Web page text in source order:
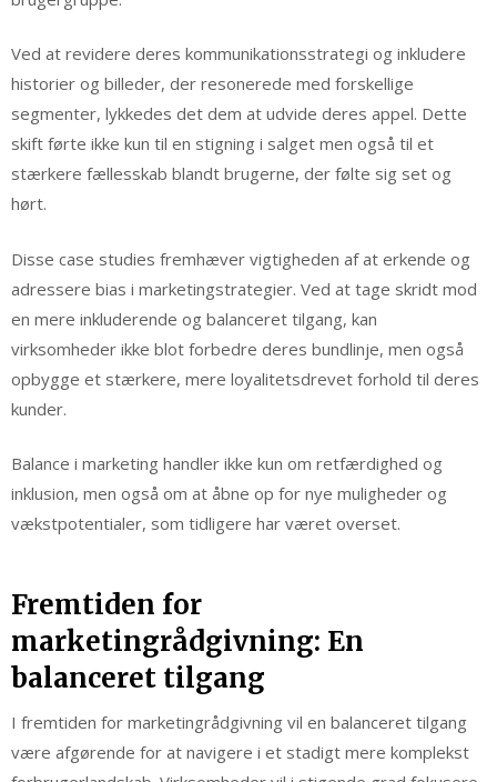
Ved at revidere deres kommunikationsstrategi og inkludere
historier og billeder, der resonerede med forskellige
segmenter, lykkedes det dem at udvide deres appel. Dette
skift førte ikke kun til en stigning i salget men også til et
stærkere fællesskab blandt brugerne, der følte sig set og
hørt.
Disse case studies fremhæver vigtigheden af at erkende og
adressere bias i marketingstrategier. Ved at tage skridt mod
en mere inkluderende og balanceret tilgang, kan
virksomheder ikke blot forbedre deres bundlinje, men også
opbygge et stærkere, mere loyalitetsdrevet forhold til deres
kunder.
Balance i marketing handler ikke kun om retfærdighed og
inklusion, men også om at åbne op for nye muligheder og
vækstpotentialer, som tidligere har været overset.
Fremtiden for
marketingrådgivning: En
balanceret tilgang
I fremtiden for marketingrådgivning vil en balanceret tilgang
være afgørende for at navigere i et stadigt mere komplekst